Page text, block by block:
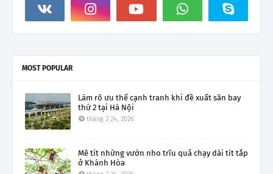
MOST POPULAR
Làm rõ ưu thế cạnh tranh khi đề xuất sân bay
thứ 2 tại Hà Nội
tháng 3 24, 2026
Mê tít những vườn nho trĩu quả chạy dài tít tắp
ở Khánh Hòa